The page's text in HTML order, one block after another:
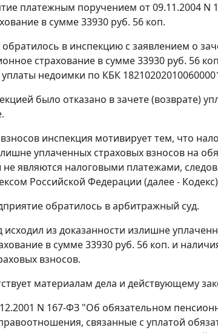
платежным поручением от 09.11.2004
в сумме 33930 руб. 56 коп.
в инспекцию с заявлением о
страхование в сумме 33930 руб. 56
недоимки по КБК
было отказано в зачете (возврате)
инспекция мотивирует тем, что
уплаченных страховых взносов на
не являются налоговыми платежами,
Российской Федерации (далее -
обратилось в арбитражный суд.
исходил из доказанности излишне
в сумме 33930 руб. 56 коп. и
взносов.
материалам дела и действующему
N 167-ФЗ "Об обязательном
связанные с уплатой